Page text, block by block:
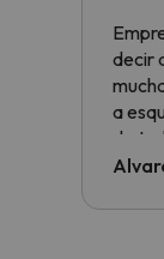
decir
a
de
al
culpa